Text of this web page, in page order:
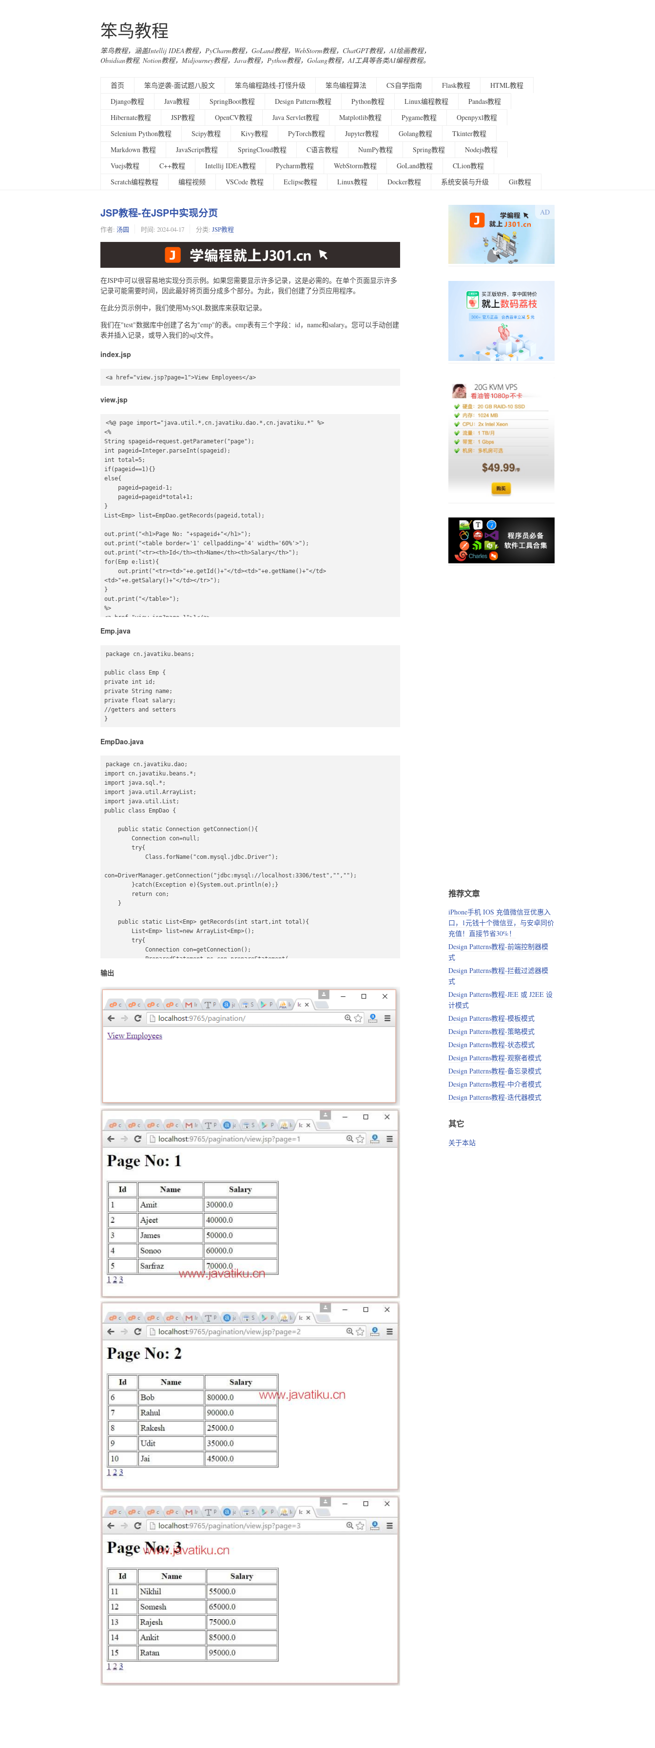
笨鸟教程
笨鸟教程，涵盖Intellij IDEA教程，PyCharm教程，GoLand教程，WebStorm教程，ChatGPT教程，AI绘画教程，
Obsidian教程, Notion教程，Midjourney教程，Java教程，Python教程，Golang教程，AI工具等各类AI编程教程。
首页 笨鸟逆袭-面试题八股文 笨鸟编程路线-打怪升级 笨鸟编程算法 CS自学指南 Flask教程
HTML教程
Django教程
Java教程 SpringBoot教程 Design Patterns教程 Python教程 Linux编程教程
Pandas教程
Hibernate教程
JSP教程 OpenCV教程 Java Servlet教程 Matplotlib教程 Pygame教程
Openpyxl教程
Selenium Python教程
Scipy教程 Kivy教程 PyTorch教程 Jupyter教程 Golang教程
Tkinter教程
Markdown 教程
JavaScript教程 SpringCloud教程 C语言教程 NumPy教程 Spring教程
Nodejs教程
Vuejs教程
C++教程 Intellij IDEA教程 Pycharm教程 WebStorm教程 GoLand教程
CLion教程
Scratch编程教程
编程视频 VSCode 教程 Eclipse教程 Linux教程 Docker教程 系统安装与升级 Git教程
JSP教程-在JSP中实现分页
作者: 汤圆 时间: 2024-04-17 分类: JSP教程
在JSP中可以很容易地实现分页示例。如果您需要显示许多记录，这是必需的。在单个页面显示许多
记录可能需要时间，因此最好将页面分成多个部分。为此，我们创建了分页应用程序。
在此分页示例中，我们使用MySQL数据库来获取记录。
我们在"test"数据库中创建了名为"emp"的表。emp表有三个字段：id，name和salary。您可以手动创建
表并插入记录，或导入我们的sql文件。
index.jsp
<a href="view.jsp?page=1">View Employees</a>
view.jsp
<%@ page import="java.util.*,cn.javatiku.dao.*,cn.javatiku.*" %>
<%
String spageid=request.getParameter("page");
int pageid=Integer.parseInt(spageid);
int total=5;
if(pageid==1){}
else{
}
List<Emp> list=EmpDao.getRecords(pageid,total);
out.print("<h1>Page No: "+spageid+"</h1>");
out.print("<table border='1' cellpadding='4' width='60%'>");
out.print("<tr><th>Id</th><th>Name</th><th>Salary</th>");
for(Emp e:list){
<td>"+e.getSalary()+"</td></tr>");
}
out.print("</table>");
%>
<a href="view.jsp?page=1">1</a>
<a href="view.jsp?page=3">3</a>
Emp.java
package cn.javatiku.beans;
public class Emp {
private int id;
private String name;
private float salary;
//getters and setters
}
EmpDao.java
package cn.javatiku.dao;
import cn.javatiku.beans.*;
import java.sql.*;
import java.util.ArrayList;
import java.util.List;
public class EmpDao {
con=DriverManager.getConnection("jdbc:mysql://localhost:3306/test","","");
"select * from emp limit "+(start-1)+","+total);
            ResultSet rs=ps.executeQuery();
            while(rs.next()){
                e.setId(rs.getInt(1));
                e.setName(rs.getString(2));
                e.setSalary(rs.getFloat(3));
                list.add(e);
            }
输出
推荐文章
iPhone手机 IOS 充值微信豆优惠入
口，1元钱十个微信豆，与安卓同价
充值！直接节省30%！
Design Patterns教程-前端控制器模
式
Design Patterns教程-拦截过滤器模
式
Design Patterns教程-JEE 或 J2EE 设
计模式
Design Patterns教程-模板模式
Design Patterns教程-策略模式
Design Patterns教程-状态模式
Design Patterns教程-观察者模式
Design Patterns教程-备忘录模式
Design Patterns教程-中介者模式
Design Patterns教程-迭代器模式
其它
关于本站